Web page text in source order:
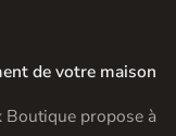
de votre maison
Boutique propose à